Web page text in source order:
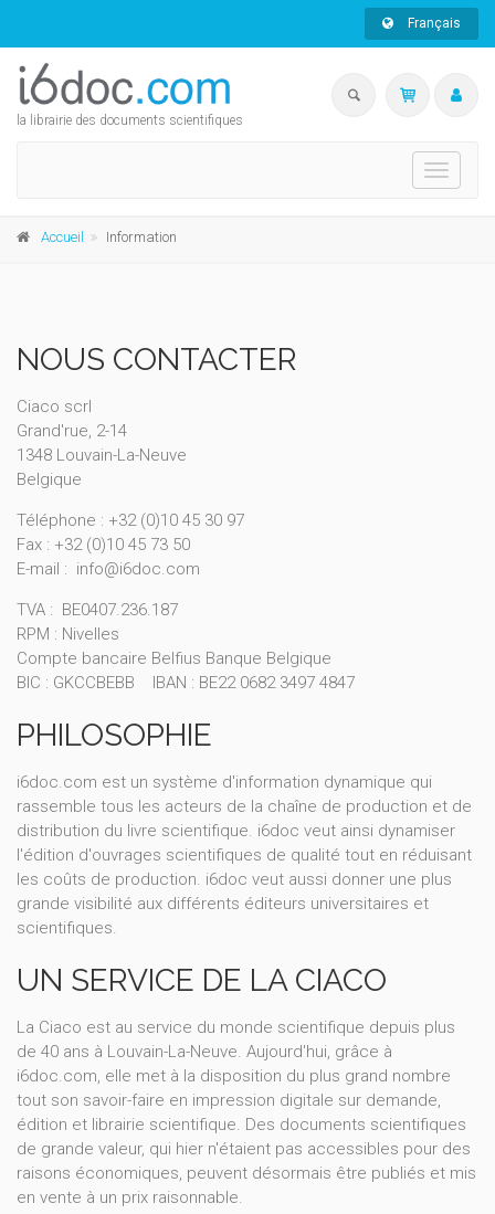
Français
la librairie des documents scientifiques
Toggle
Accueil Information
NOUS CONTACTER
Ciaco scrl
Grand'rue, 2-14
1348 Louvain-La-Neuve
Belgique
Téléphone : +32 (0)10 45 30 97
Fax : +32 (0)10 45 73 50
E-mail : info@i6doc.com
TVA : BE0407.236.187
RPM : Nivelles
Compte bancaire Belfius Banque Belgique
BIC : GKCCBEBB IBAN : BE22 0682 3497 4847
PHILOSOPHIE
i6doc.com est un système d'information dynamique qui
rassemble tous les acteurs de la chaîne de production et de
distribution du livre scientifique. i6doc veut ainsi dynamiser
l'édition d'ouvrages scientifiques de qualité tout en réduisant
les coûts de production. i6doc veut aussi donner une plus
grande visibilité aux différents éditeurs universitaires et
scientifiques.
UN SERVICE DE LA CIACO
La Ciaco est au service du monde scientifique depuis plus
de 40 ans à Louvain-La-Neuve. Aujourd'hui, grâce à
i6doc.com, elle met à la disposition du plus grand nombre
tout son savoir-faire en impression digitale sur demande,
édition et librairie scientifique. Des documents scientifiques
de grande valeur, qui hier n'étaient pas accessibles pour des
raisons économiques, peuvent désormais être publiés et mis
en vente à un prix raisonnable.